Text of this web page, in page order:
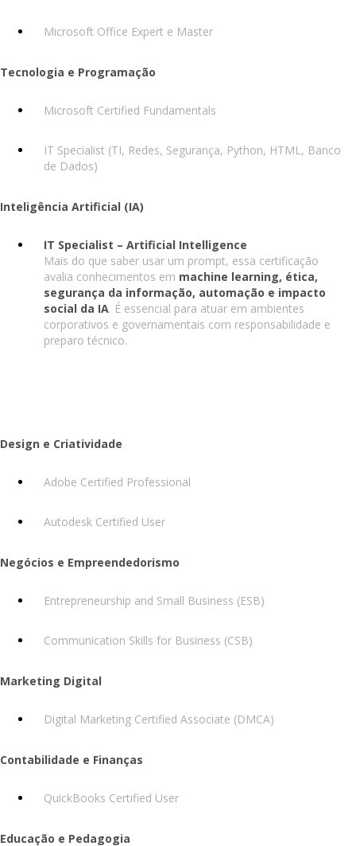
Microsoft Office Expert e Master
Tecnologia e Programação
Microsoft Certified Fundamentals
IT Specialist (TI, Redes, Segurança, Python, HTML, Banco
de Dados)
Inteligência Artificial (IA)
IT Specialist – Artificial Intelligence
Mais do que saber usar um prompt, essa certificação
avalia conhecimentos em machine learning, ética,
segurança da informação, automação e impacto
social da IA. É essencial para atuar em ambientes
corporativos e governamentais com responsabilidade e
preparo técnico.
Design e Criatividade
Adobe Certified Professional
Autodesk Certified User
Negócios e Empreendedorismo
Entrepreneurship and Small Business (ESB)
Communication Skills for Business (CSB)
Marketing Digital
Digital Marketing Certified Associate (DMCA)
Contabilidade e Finanças
QuickBooks Certified User
Educação e Pedagogia